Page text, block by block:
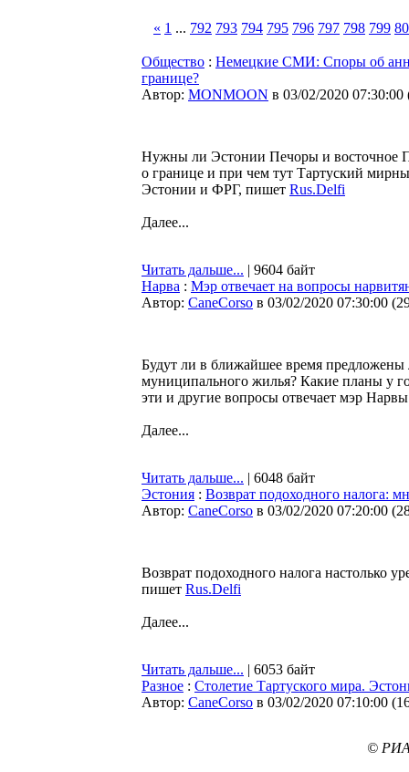
« 1 ... 792 793 794 795 796 797 798 799
Общество : Немецкие СМИ: Споры об
границе?
Автор: MONMOON в 03/02/2020 07:30:00
Нужны ли Эстонии Печоры и восточное
о границе и при чем тут Тартуский
Эстонии и ФРГ, пишет Rus.Delfi
Далее...
Читать дальше... | 9604 байт
Нарва : Мэр отвечает на вопросы
Автор: CaneCorso в 03/02/2020 07:30:00 (
Будут ли в ближайшее время предложены
муниципального жилья? Какие планы у
эти и другие вопросы отвечает мэр
Далее...
Читать дальше... | 6048 байт
Эстония : Возврат подоходного налога:
Автор: CaneCorso в 03/02/2020 07:20:00 (
Возврат подоходного налога настолько
пишет Rus.Delfi
Далее...
Читать дальше... | 6053 байт
Разное : Столетие Тартуского мира.
Автор: CaneCorso в 03/02/2020 07:10:00 (
© РИА